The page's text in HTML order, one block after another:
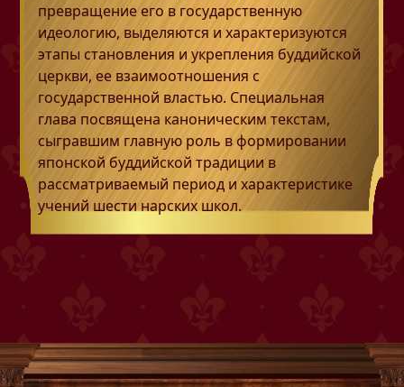
превращение его в государственную
идеологию, выделяются и характеризуются
этапы становления и укрепления буддийской
церкви, ее взаимоотношения с
государственной властью. Специальная
глава посвящена каноническим текстам,
сыгравшим главную роль в формировании
японской буддийской традиции в
рассматриваемый период и характеристике
учений шести нарских школ.